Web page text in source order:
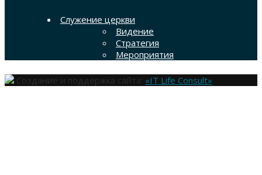
Служение церкви
Видение
Стратегия
Мероприятия
Создание и поддержка сайта: «IT Life Consult»